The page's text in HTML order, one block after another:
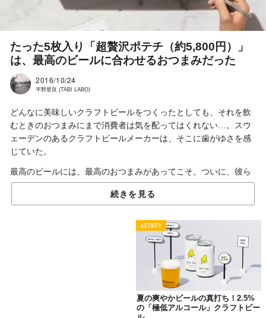
たった5枚入り「超贅沢ポテチ（約5,800円）」
は、最高のビールに合わせるおつまみだった
2016/10/24
平野星良 (TABI LABO)
どんなに美味しいクラフトビールをつくったとしても、それを飲
むときのおつまみにまで消費者は気を配ってはくれない…。スウ
ェーデンのあるクラフトビールメーカーは、そこに歯がゆさを感
じていた。
最高のビールには、最高のおつまみがあってこそ。ついに、彼ら
は自分たちのビールに合う最高のポテトチップスを独自に開発。
これがとんでもなくスゴかった。
世界一のビールに合う
世界一の“ポテチ”
続きを見る
ACTIVITY
夏の爽やかビールの真打ち！2.5%
の「極低アルコール」クラフトビー